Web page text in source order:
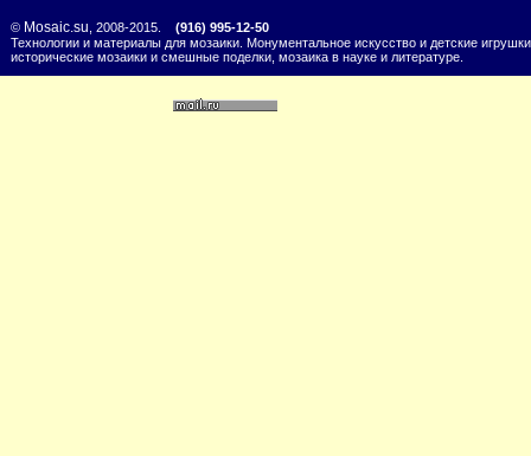
© Mosaic.su , 2008-2015. (916) 995-12-50
Технологии и материалы для мозаики. Монументальное искусство и детские
исторические мозаики и смешные поделки, мозаика в науке и литературе.